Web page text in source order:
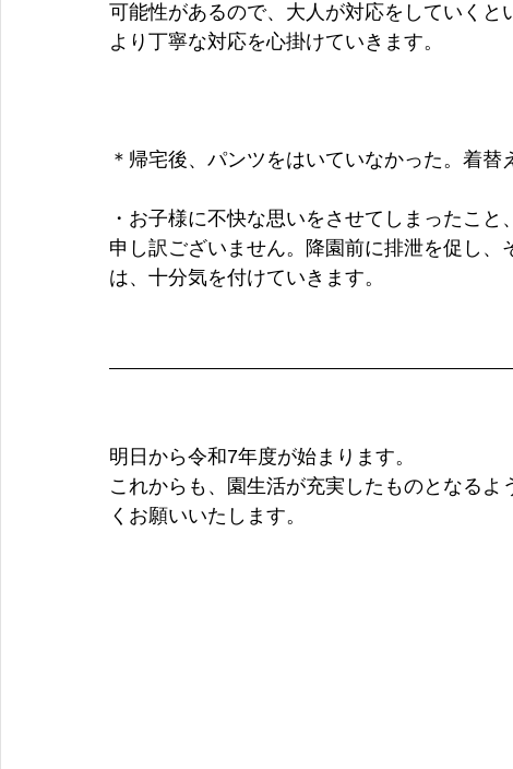
可能性があるので、大人が対応をしていくと
より丁寧な対応を心掛けていきます。
＊帰宅後、パンツをはいていなかった。着替
・お子様に不快な思いをさせてしまったこ
申し訳ございません。降園前に排泄を促し
は、十分気を付けていきます。
明日から令和7年度が始まります。
これからも、園生活が充実したものとなる
くお願いいたします。